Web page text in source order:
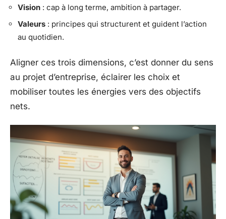
Vision : cap à long terme, ambition à partager.
Valeurs : principes qui structurent et guident l’action
au quotidien.
Aligner ces trois dimensions, c’est donner du sens
au projet d’entreprise, éclairer les choix et
mobiliser toutes les énergies vers des objectifs
nets.